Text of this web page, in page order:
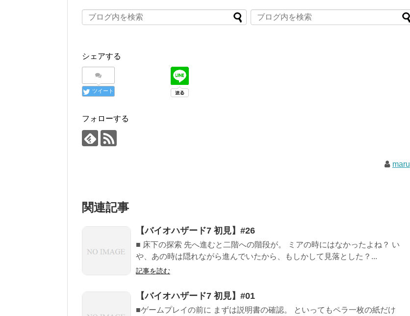
シェアする
ツイート
フォローする
maru
関連記事
【バイオハザード7 初見】#26
■ 床下の探索 先へ進むと二階への階段が。 ミアの時にはなかったよね？ い
や、あの時は隠れながら進んでいたから、もしかして見落とした？...
記事を読む
【バイオハザード7 初見】#01
■ゲームプレイの前に まずは説明書の確認。 といってもペラ一枚の紙だけ